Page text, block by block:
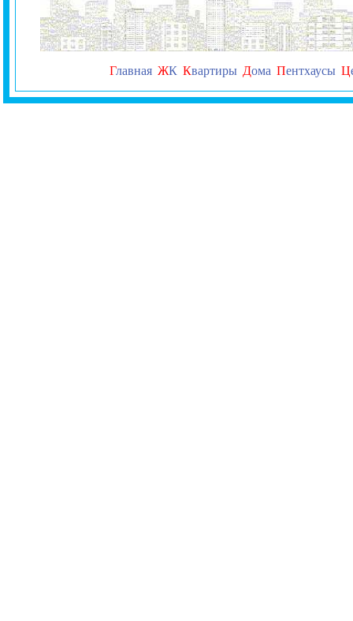
Главная ЖК Квартиры Дома Пентхаусы Ц